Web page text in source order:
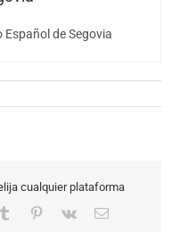
de Segovia
cualquier plataforma
Tumblr Pinterest
Vk
Correo